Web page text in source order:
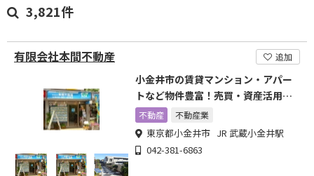
3,821件
有限会社本間不動産 追加
小金井市の賃貸マンション・アパー
トなど物件豊富！売買・資産活用・
相続対策も得意です！
不動産 不動産業
東京都小金井市 JR 武蔵小金井駅
042-381-6863